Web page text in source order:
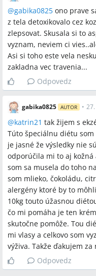
@gabika0825 ono prave
z tela detoxikovalo cez
zlepsovat. Skusala si to
vyznam, neviem ci
Asi si toho este vela
zakladna vec travenia...
Odpovedz
gabika0825 AUTOR •
@katrin21 tak žijem s
Túto špeciálnu diétu
je jasné že výsledky nie
odporúčila mi to aj
som sa musela do toho
som mlieko, čokoládu,
alergény ktoré by to
10kg touto úžasnou
čo mi pomáha je ten
skutočne pomôže. Tou
mi vlasy a celkovo som
výživa. Takže ďakujem
Odpovedz